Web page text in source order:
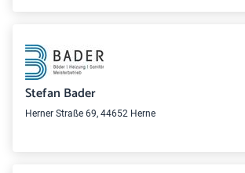
Stefan Bader
Herner Straße 69, 44652 Herne